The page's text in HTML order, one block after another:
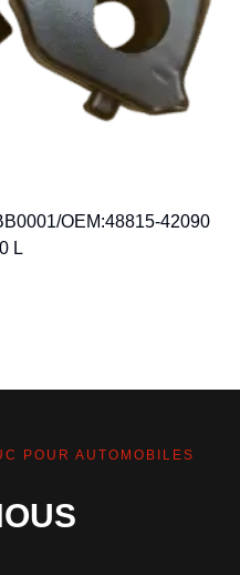
OEM:48815-42090
L
POUR AUTOMOBILES